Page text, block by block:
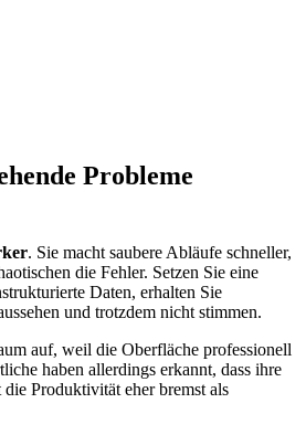
Probleme
. Sie macht saubere Abläufe schneller,
die Fehler. Setzen Sie eine
Daten, erhalten Sie
und trotzdem nicht stimmen.
auf, weil die Oberfläche professionell
haben allerdings erkannt, dass ihre
Produktivität eher bremst als